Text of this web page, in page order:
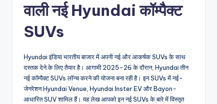
वाली नई Hyundai कॉम्पैक्ट
SUVs
Hyundai इंडिया भारतीय बाजार में अपनी नई और आकर्षक SUVs के साथ
दस्तक देने के लिए तैयार है। आगामी 2025-26 के दौरान, Hyundai तीन
नई कॉम्पैक्ट SUVs लॉन्च करने की योजना बना रही है। इन SUVs में नई-
जेनरेशन Hyundai Venue, Hyundai Inster EV और Bayon-
आधारित SUV शामिल हैं। यह लेख आपको इन नई SUVs के बारे में विस्तृत